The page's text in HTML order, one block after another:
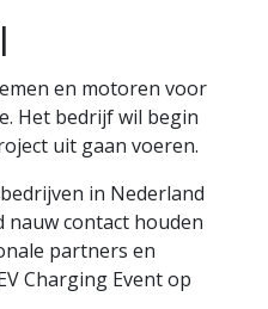
en motoren voor
Het bedrijf wil begin
uit gaan voeren.
in Nederland
nauw contact houden
partners en
Charging Event op